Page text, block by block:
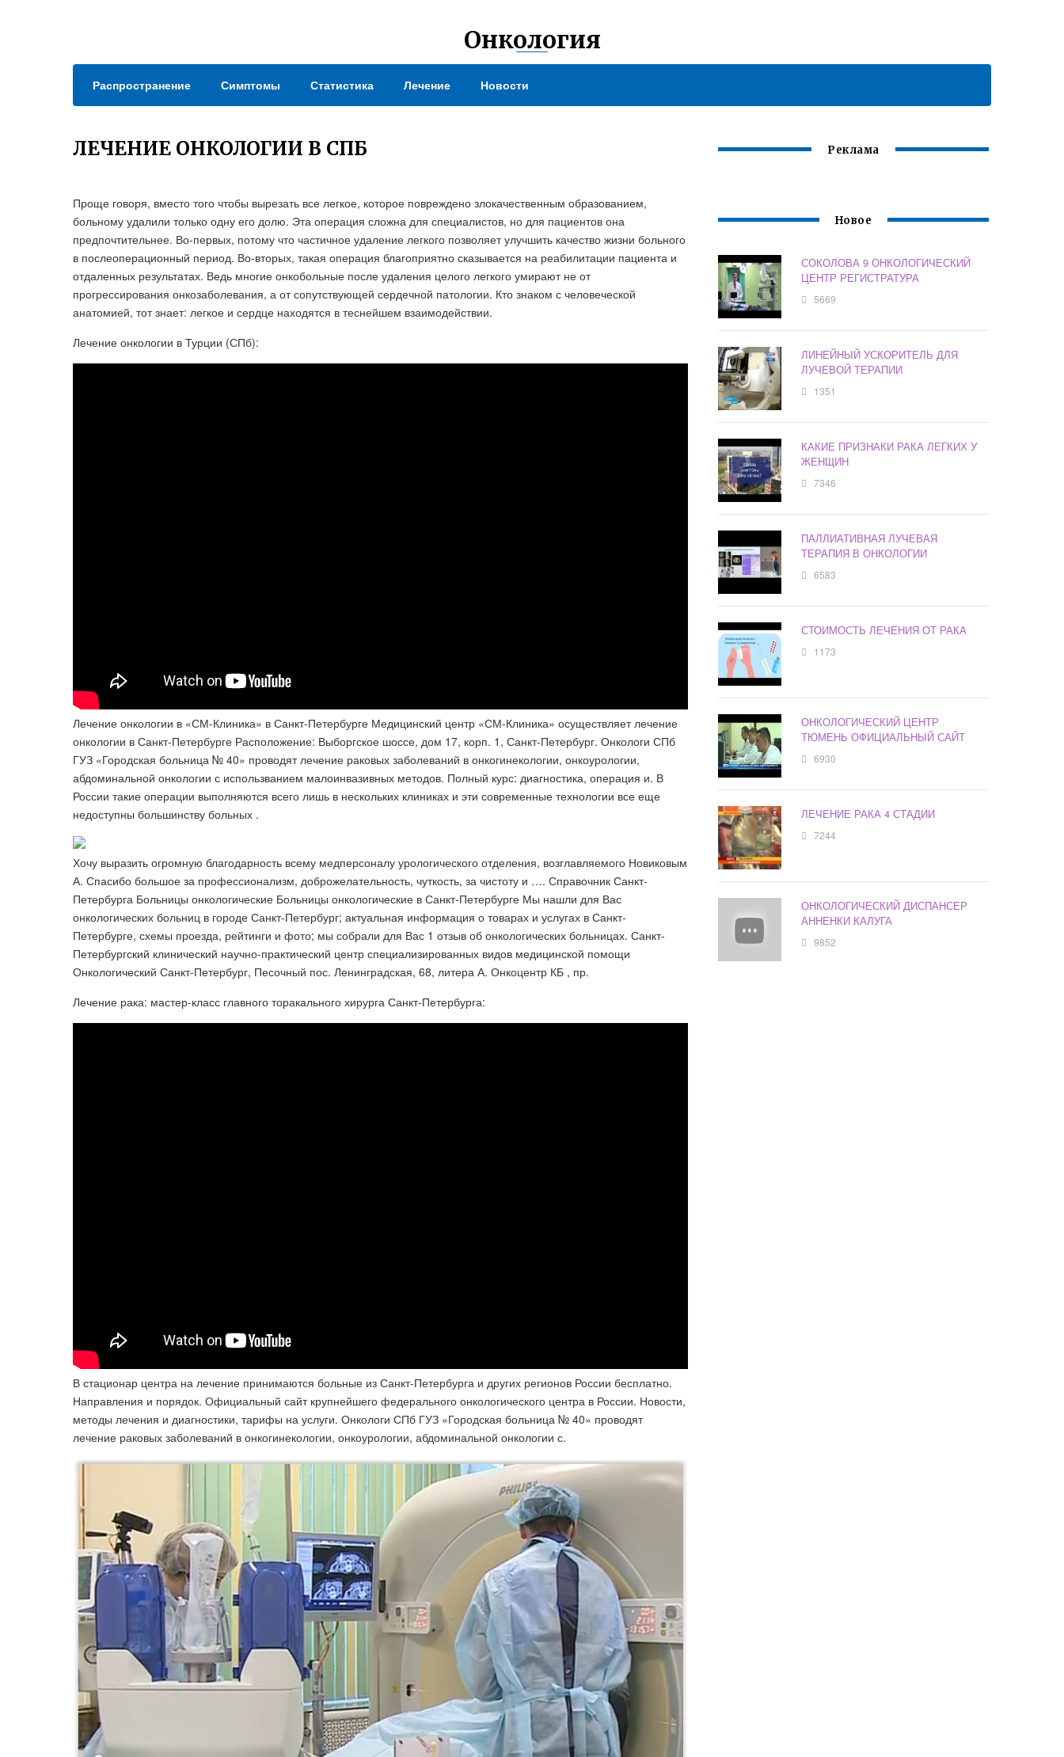
Онкология
Распространение Симптомы Статистика Лечение Новости
ЛЕЧЕНИЕ ОНКОЛОГИИ В СПБ
Проще говоря, вместо того чтобы вырезать все легкое, которое повреждено злокачественным образованием,
больному удалили только одну его долю. Эта операция сложна для специалистов, но для пациентов она
предпочтительнее. Во-первых, потому что частичное удаление легкого позволяет улучшить качество жизни больного
в послеоперационный период. Во-вторых, такая операция благоприятно сказывается на реабилитации пациента и
отдаленных результатах. Ведь многие онкобольные после удаления целого легкого умирают не от
прогрессирования онкозаболевания, а от сопутствующей сердечной патологии. Кто знаком с человеческой
анатомией, тот знает: легкое и сердце находятся в теснейшем взаимодействии.
Лечение онкологии в Турции (СПб):
Лечение онкологии в «СМ-Клиника» в Санкт-Петербурге Медицинский центр «СМ-Клиника» осуществляет лечение
онкологии в Санкт-Петербурге Расположение: Выборгское шоссе, дом 17, корп. 1, Санкт-Петербург. Онкологи СПб
ГУЗ «Городская больница № 40» проводят лечение раковых заболеваний в онкогинекологии, онкоурологии,
абдоминальной онкологии с использванием малоинвазивных методов. Полный курс: диагностика, операция и. В
России такие операции выполняются всего лишь в нескольких клиниках и эти современные технологии все еще
недоступны большинству больных .
Хочу выразить огромную благодарность всему медперсоналу урологического отделения, возглавляемого Новиковым
А. Спасибо большое за профессионализм, доброжелательность, чуткость, за чистоту и …. Справочник Санкт-
Петербурга Больницы онкологические Больницы онкологические в Санкт-Петербурге Мы нашли для Вас
онкологических больниц в городе Санкт-Петербург; актуальная информация о товарах и услугах в Санкт-
Петербурге, схемы проезда, рейтинги и фото; мы собрали для Вас 1 отзыв об онкологических больницах. Санкт-
Петербургский клинический научно-практический центр специализированных видов медицинской помощи
Онкологический Санкт-Петербург, Песочный пос. Ленинградская, 68, литера А. Онкоцентр КБ , пр.
Лечение рака: мастер-класс главного торакального хирурга Санкт-Петербурга:
В стационар центра на лечение принимаются больные из Санкт-Петербурга и других регионов России бесплатно.
Направления и порядок. Официальный сайт крупнейшего федерального онкологического центра в России. Новости,
методы лечения и диагностики, тарифы на услуги. Онкологи СПб ГУЗ «Городская больница № 40» проводят
лечение раковых заболеваний в онкогинекологии, онкоурологии, абдоминальной онкологии с​.
Реклама
Новое
СОКОЛОВА 9 ОНКОЛОГИЧЕСКИЙ
ЦЕНТР РЕГИСТРАТУРА
5669
ЛИНЕЙНЫЙ УСКОРИТЕЛЬ ДЛЯ
ЛУЧЕВОЙ ТЕРАПИИ
1351
КАКИЕ ПРИЗНАКИ РАКА ЛЕГКИХ У
ЖЕНЩИН
7346
ПАЛЛИАТИВНАЯ ЛУЧЕВАЯ
ТЕРАПИЯ В ОНКОЛОГИИ
6583
СТОИМОСТЬ ЛЕЧЕНИЯ ОТ РАКА
1173
ОНКОЛОГИЧЕСКИЙ ЦЕНТР
ТЮМЕНЬ ОФИЦИАЛЬНЫЙ САЙТ
6930
ЛЕЧЕНИЕ РАКА 4 СТАДИИ
7244
ОНКОЛОГИЧЕСКИЙ ДИСПАНСЕР
АННЕНКИ КАЛУГА
9852